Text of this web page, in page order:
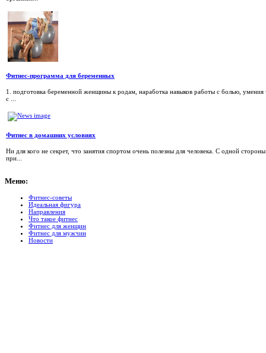
Фитнес-программа для беременных
1. подготовка беременной женщины к родам, наработка навыков работы с болью, умения
с ...
Фитнес в домашних условиях
Ни для кого не секрет, что занятия спортом очень полезны для человека. С одной
при...
Меню:
Фитнес-советы
Идеальная фигура
Направления
Что такое фитнес
Фитнес для женщин
Фитнес для мужчин
Новости